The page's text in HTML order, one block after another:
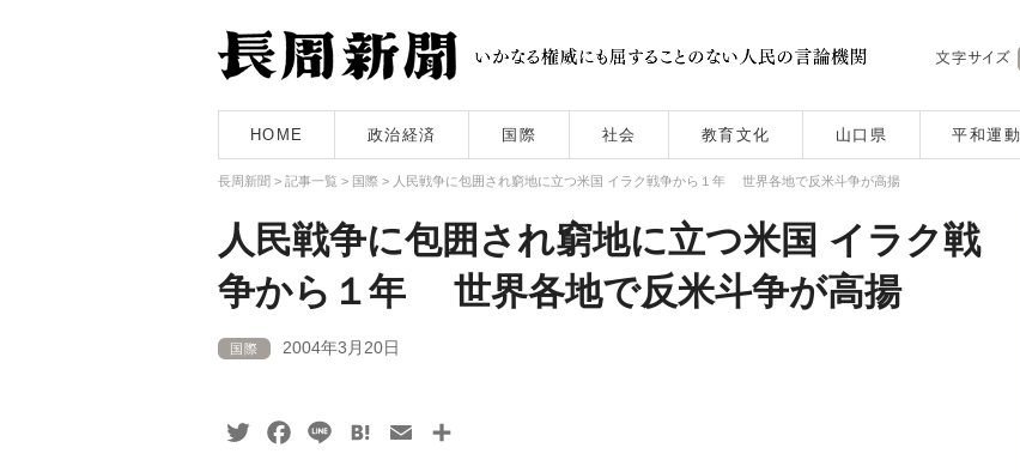
HOME 政治経済 国際 社会 教育文化 山口県 平和運動
長周新聞 > 記事一覧 > 国際 > 人民戦争に包囲され窮地に立つ米国 イラク戦争から１年 世界各地で反米斗争が高揚
人民戦争に包囲され窮地に立つ米国 イラク戦
争から１年 世界各地で反米斗争が高揚
国際 2004年3月20日
TwitterFacebook
Line HatenaEmail